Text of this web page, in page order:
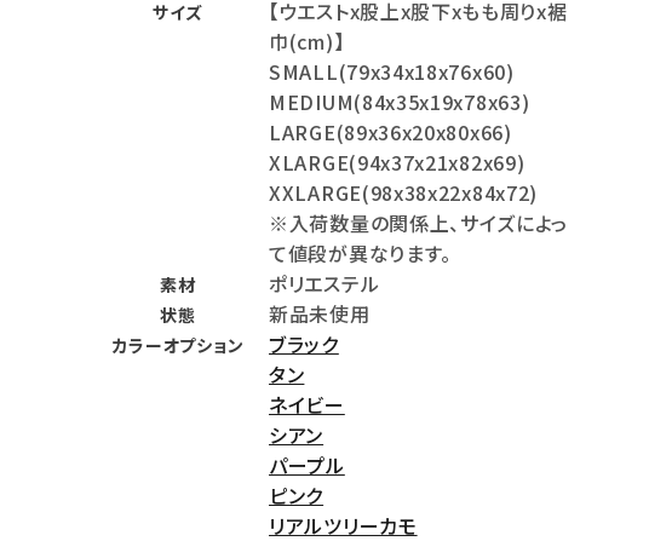
サイズ
【ウエストx股上x股下xもも周りx裾
巾(cm)】
SMALL(79x34x18x76x60)
MEDIUM(84x35x19x78x63)
LARGE(89x36x20x80x66)
XLARGE(94x37x21x82x69)
XXLARGE(98x38x22x84x72)
※入荷数量の関係上、サイズによっ
て値段が異なります。
素材 ポリエステル
状態 新品未使用
カラーオプション
ブラック
タン
ネイビー
シアン
パープル
ピンク
リアルツリーカモ